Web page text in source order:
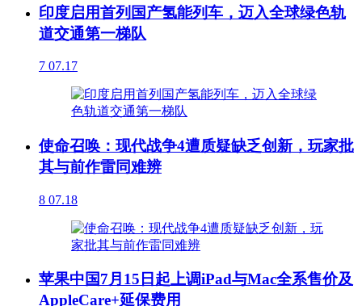
印度启用首列国产氢能列车，迈入全球绿色轨
道交通第一梯队
7 07.17
使命召唤：现代战争4遭质疑缺乏创新，玩家批
其与前作雷同难辨
8 07.18
苹果中国7月15日起上调iPad与Mac全系售价及
AppleCare+延保费用